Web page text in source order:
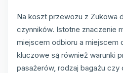
Na koszt przewozu z Zukowa
czynników. Istotne znaczenie
miejscem odbioru a miejscem
kluczowe są również warunki
pasażerów, rodzaj bagażu czy